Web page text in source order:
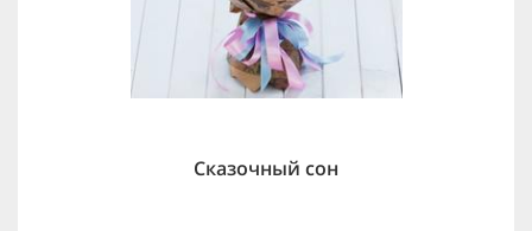
Сказочный сон